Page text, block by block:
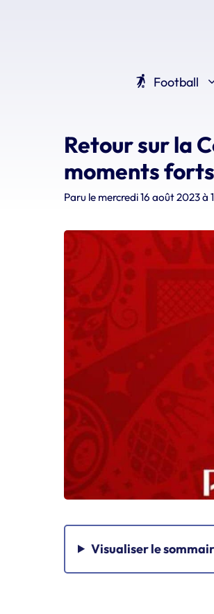
Football
Retour sur la
moments forts
Paru le mercredi 16 août 2023 à
Visualiserle